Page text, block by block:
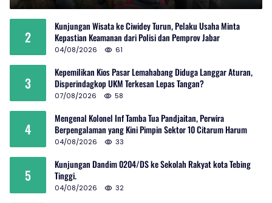
2
Kunjungan Wisata ke Ciwidey Turun, Pelaku Usaha Minta
Kepastian Keamanan dari Polisi dan Pemprov Jabar
04/08/2026 61
3
Kepemilikan Kios Pasar Lemahabang Diduga Langgar Aturan,
Disperindagkop UKM Terkesan Lepas Tangan?
07/08/2026 58
4
Mengenal Kolonel Inf Tamba Tua Pandjaitan, Perwira
Berpengalaman yang Kini Pimpin Sektor 10 Citarum Harum
04/08/2026 33
5
Kunjungan Dandim 0204/DS ke Sekolah Rakyat kota Tebing
Tinggi.
04/08/2026 32